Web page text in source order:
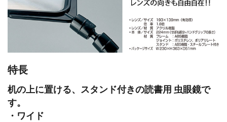
特長
机の上に置ける、スタンド付きの読書用 虫眼鏡で
す。
・ワイド